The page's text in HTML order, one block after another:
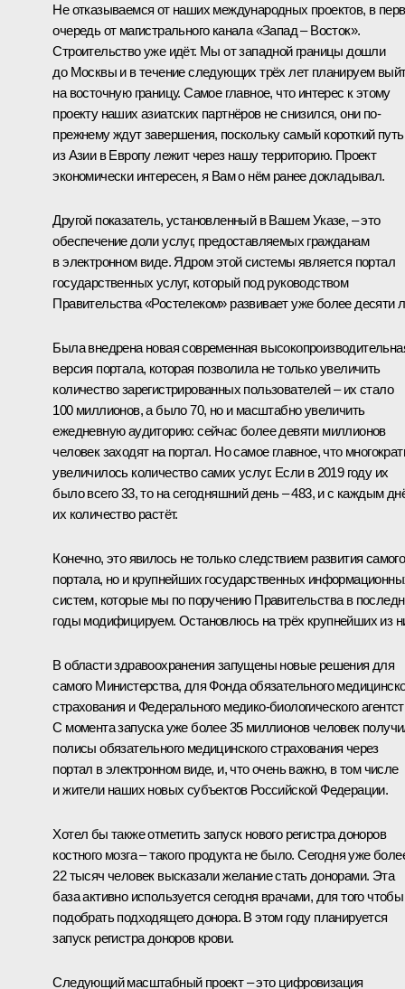
Не отказываемся от наших международных проектов, в
очередь от магистрального канала «Запад – Восток».
Строительство уже идёт. Мы от западной границы дошли
до Москвы и в течение следующих трёх лет планируем
на восточную границу. Самое главное, что интерес к этому
проекту наших азиатских партнёров не снизился, они по-
прежнему ждут завершения, поскольку самый короткий путь
из Азии в Европу лежит через нашу территорию. Проект
экономически интересен, я Вам о нём ранее докладывал.
Другой показатель, установленный в Вашем Указе, – это
обеспечение доли услуг, предоставляемых гражданам
в электронном виде. Ядром этой системы является портал
государственных услуг, который под руководством
Правительства «Ростелеком» развивает уже более десяти
Была внедрена новая современная
версия портала, которая позволила не только увеличить
количество зарегистрированных пользователей – их стало
100 миллионов, а было 70, но и масштабно увеличить
ежедневную аудиторию: сейчас более девяти миллионов
человек заходят на портал. Но самое главное, что
увеличилось количество самих услуг. Если в 2019 году их
было всего 33, то на сегодняшний день – 483, и с каждым
их количество растёт.
Конечно, это явилось не только следствием развития самого
портала, но и крупнейших государственных
систем, которые мы по поручению Правительства в
годы модифицируем. Остановлюсь на трёх крупнейших из
В области здравоохранения запущены новые решения для
самого Министерства, для Фонда обязательного
страхования и Федерального медико-биологического
С момента запуска уже более 35 миллионов человек
полисы обязательного медицинского страхования через
портал в электронном виде, и, что очень важно, в том числе
и жители наших новых субъектов Российской Федерации.
Хотел бы также отметить запуск нового регистра доноров
костного мозга – такого продукта не было. Сегодня уже
22 тысяч человек высказали желание стать донорами. Эта
база активно используется сегодня врачами, для того чтобы
подобрать подходящего донора. В этом году планируется
запуск регистра доноров крови.
Следующий масштабный проект – это цифровизация